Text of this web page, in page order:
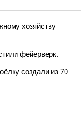
хозяйству
фейерверк.
создали из 70